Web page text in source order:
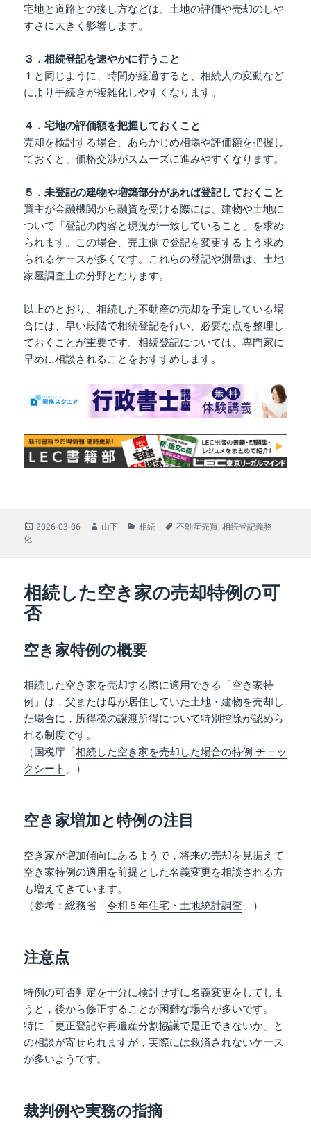
宅地と道路との接し方などは、土地の評価や売却のしや
すさに大きく影響します。
３．相続登記を速やかに行うこと
１と同じように、時間が経過すると、相続人の変動など
により手続きが複雑化しやすくなります。
４．宅地の評価額を把握しておくこと
売却を検討する場合、あらかじめ相場や評価額を把握し
ておくと、価格交渉がスムーズに進みやすくなります。
５．未登記の建物や増築部分があれば登記しておくこと
買主が金融機関から融資を受ける際には、建物や土地に
ついて「登記の内容と現況が一致していること」を求め
られます。この場合、売主側で登記を変更するよう求め
られるケースが多くです。これらの登記や測量は、土地
家屋調査士の分野となります。
以上のとおり、相続した不動産の売却を予定している場
合には、早い段階で相続登記を行い、必要な点を整理し
ておくことが重要です。相続登記については、専門家に
早めに相談されることをおすすめします。
投
2026-03-06
作
山下
カ
相続
タ
不動産売買,相続登記義務
化
相続した空き家の売却特例の可
否
空き家特例の概要
相続した空き家を売却する際に適用できる「空き家特
例」は，父または母が居住していた土地・建物を売却し
た場合に，所得税の譲渡所得について特別控除が認めら
れる制度です。
（国税庁「相続した空き家を売却した場合の特例 チェッ
クシート 」）
空き家増加と特例の注目
空き家が増加傾向にあるようで，将来の売却を見据えて
空き家特例の適用を前提とした名義変更を相談される方
も増えてきています。
（参考：総務省「令和５年住宅・土地統計調査 」）
注意点
特例の可否判定を十分に検討せずに名義変更をしてしま
うと，後から修正することが困難な場合が多いです。
特に「更正登記や再遺産分割協議で是正できないか」と
の相談が寄せられますが，実際には救済されないケース
が多いようです。
裁判例や実務の指摘